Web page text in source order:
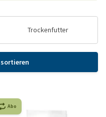
Trockenfutter
Abo